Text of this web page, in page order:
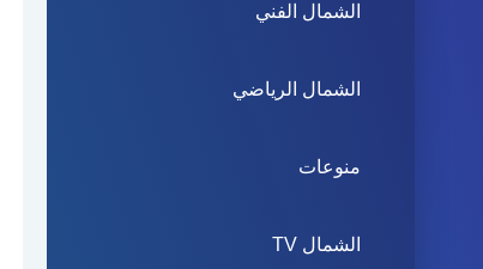
الشمال الفني
الشمال الرياضي
منوعات
الشمال TV